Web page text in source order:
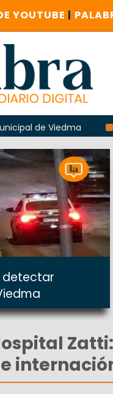
YOUTUBE |
Viedma La
detectar